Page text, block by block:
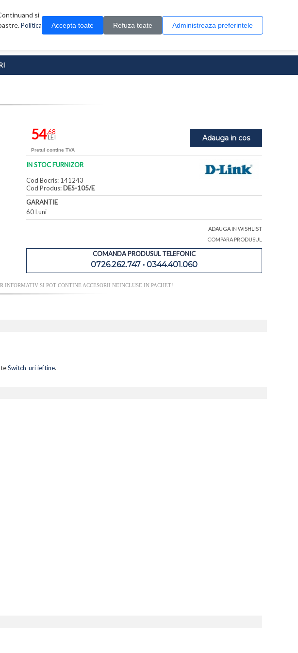
si
Politica
Accepta toate Refuza toate Administreaza preferintele
0 produs(e)
Adauga in cos
54,68
LEI
Pretul contine TVA
IN STOC FURNIZOR
Cod Bocris: 141243
Cod Produs: DES-105/E
GARANTIE
60 Luni
ADAUGA IN WISHLIST
COMPARA PRODUSUL
COMANDA PRODUSUL TELEFONIC
0726.262.747 • 0344.401.060
INFORMATIV SI POT CONTINE ACCESORII NEINCLUSE IN PACHET!
Switch-uri ieftine.